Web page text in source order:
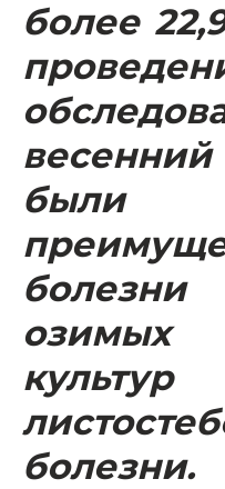
более
были
болезни
озимых
болезни.